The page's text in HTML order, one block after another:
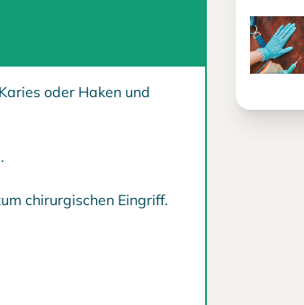
oder Haken und
chirurgischen Eingriff.